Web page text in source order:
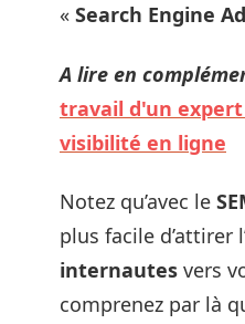
« Search Engine
A lire en
travail d'un expert
visibilité en ligne
Notez qu’avec le
plus facile d’attirer
internautes vers
comprenez par là